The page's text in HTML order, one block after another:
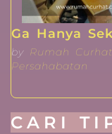
Ga Hanya
by Rumah Curhat
Persahabatan
CARI